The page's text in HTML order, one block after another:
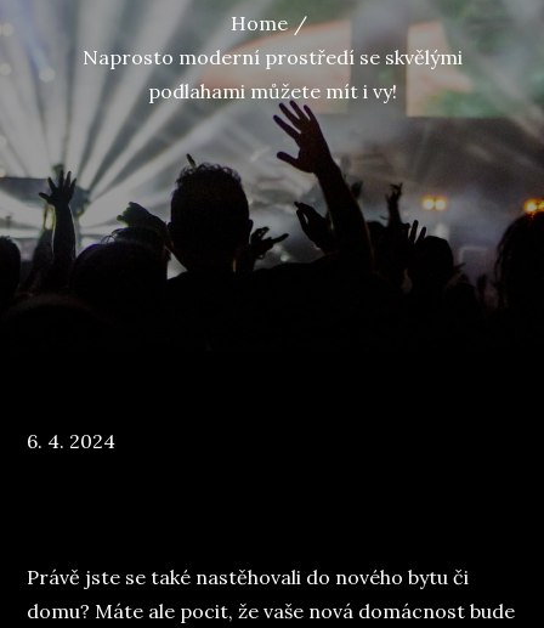
Home
Naprosto moderní prostředí se skvělými
podlahami můžete mít i vy!
Posted
6. 4. 2024
Právě jste se také nastěhovali do nového bytu či
domu? Máte ale pocit, že vaše nová domácnost bude